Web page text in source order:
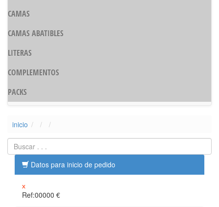
CAMAS
CAMAS ABATIBLES
LITERAS
COMPLEMENTOS
PACKS
inicio
Datos para inicio de pedido
x
Ref:00000 €